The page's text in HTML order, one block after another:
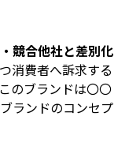
競合他社と差別化
消費者へ訴求する
のブランドは〇〇
ランドのコンセプ